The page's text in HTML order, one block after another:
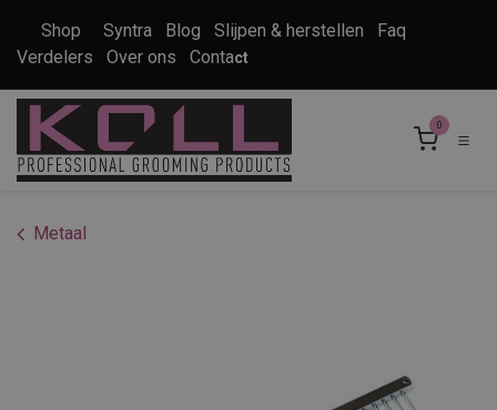
Shop Syntra Blog Slijpen & herstellen
Faq
Verdelers
Over ons Contact
0
Metaal